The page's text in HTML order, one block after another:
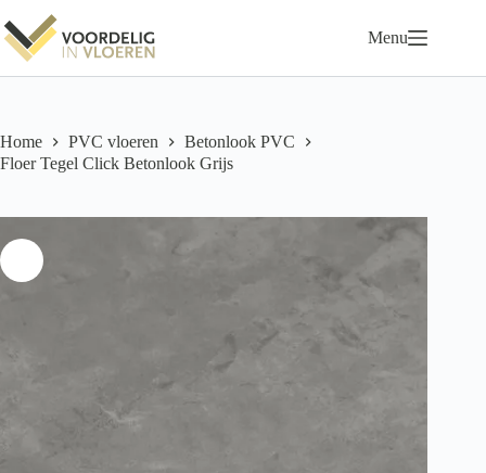
naar
de
inhoud
Menu
Home PVC vloeren
Betonlook PVC
Floer Tegel Click Betonlook Grijs